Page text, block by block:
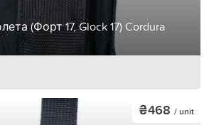
(Форт 17, Glock 17) Cordura
₴468 / unit